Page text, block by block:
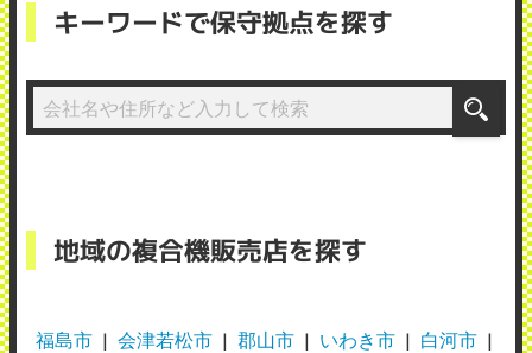
キーワードで保守拠点を探す
地域の複合機販売店を探す
福島市 会津若松市 郡山市 いわき市 白河市